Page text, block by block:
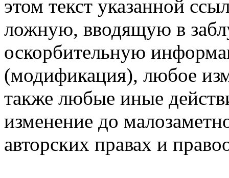
этом текст указанной
ложную, вводящую в
оскорбительную
(модификация), любое
также любые иные
изменение до
авторских правах и